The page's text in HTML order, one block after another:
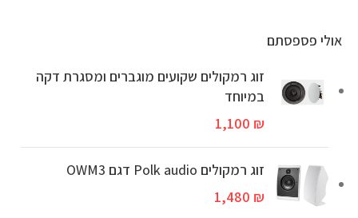
אולי פספסתם
זוג רמקולים שקועים מוגברים ומסגרת דקה
במיוחד
1,100 ₪
זוג רמקולים Polk audio דגם OWM3
1,480 ₪